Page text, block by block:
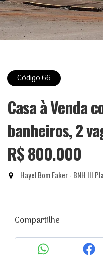
Código 66
Casa à Venda
banheiros, 2
R$ 800.000
Hayel Bom Faker - BNH III
Compartilhe